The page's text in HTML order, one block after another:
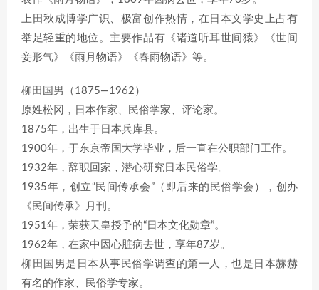
上田秋成博学广识、极富创作热情，在日本文学史上占有
举足轻重的地位。主要作品有《诸道听耳世间猿》《世间
妾形气》《雨月物语》《春雨物语》等。
柳田国男（1875—1962）
原姓松冈，日本作家、民俗学家、评论家。
1875年，出生于日本兵库县。
1900年，于东京帝国大学毕业，后一直在公职部门工作。
1932年，辞职回家，潜心研究日本民俗学。
1935年，创立“民间传承会”（即后来的民俗学会），创办
《民间传承》月刊。
1951年，荣获天皇授予的“日本文化勋章”。
1962年，在家中因心脏病去世，享年87岁。
柳田国男是日本从事民俗学调查的第一人，也是日本赫赫
有名的作家、民俗学专家。